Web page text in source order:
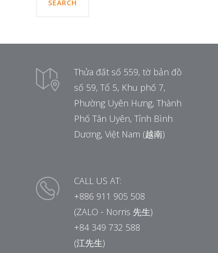
SEARCH
Thửa đất số 559, tờ bản đồ
số 59, Tổ 5, Khu phố 7,
Phường Uyên Hưng, Thành
Phố Tân Uyên, Tỉnh Bình
Dương, Việt Nam (越南)
CALL US AT:
+886 911 905 508
(ZALO - Norris 先生)
+84 349 732 588
(江先生)